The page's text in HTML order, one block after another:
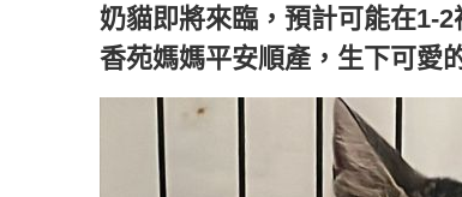
奶貓即將來臨，預計可能在1-
香苑媽媽平安順產，生下可愛